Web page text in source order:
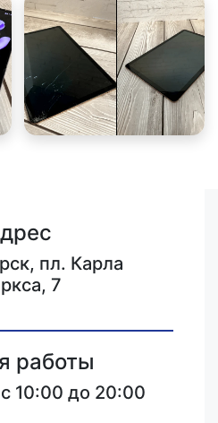
пл. Карла
7
работы
10:00 до 20:00